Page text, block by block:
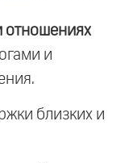
отношениях
и
близких и